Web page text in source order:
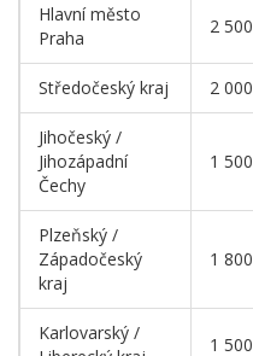
Hlavní město
Praha
2 500
Středočeský kraj 2 000
Jihočeský /
Jihozápadní
Čechy
1 500
Plzeňský /
Západočeský
kraj
1 800
Karlovarský /
1 500